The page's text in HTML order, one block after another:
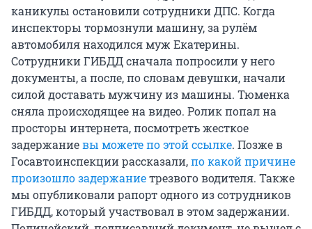
каникулы остановили сотрудники ДПС. Когда
инспекторы тормознули машину, за рулём
автомобиля находился муж Екатерины.
Сотрудники ГИБДД сначала попросили у него
документы, а после, по словам девушки, начали
силой доставать мужчину из машины. Тюменка
сняла происходящее на видео. Ролик попал на
просторы интернета, посмотреть жесткое
задержаниевы можете по этой ссылке. Позже в
Госавтоинспекции рассказали,по какой причине
произошло задержаниетрезвого водителя. Также
мы опубликовали рапорт одного из сотрудников
ГИБДД, который участвовал в этом задержании.